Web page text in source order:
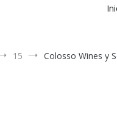
15 Colosso Wines y